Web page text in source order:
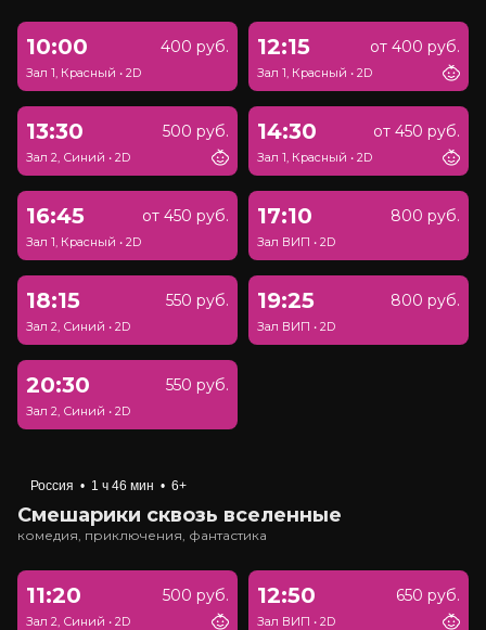
10:00 400 руб.
Зал 1, Красный • 2D
12:15 от 400 руб.
Зал 1, Красный • 2D
13:30 500 руб.
Зал 2, Синий • 2D
14:30 от 450 руб.
Зал 1, Красный • 2D
16:45 от 450 руб.
Зал 1, Красный • 2D
17:10 800 руб.
Зал ВИП • 2D
18:15 550 руб.
Зал 2, Синий • 2D
19:25 800 руб.
Зал ВИП • 2D
20:30 550 руб.
Зал 2, Синий • 2D
Россия • 1 ч 46 мин • 6+
Смешарики сквозь вселенные
комедия, приключения, фантастика
11:20 500 руб.
Зал 2, Синий • 2D
12:50 650 руб.
Зал ВИП • 2D